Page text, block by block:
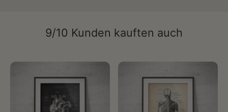
9/10 Kunden kauften auch